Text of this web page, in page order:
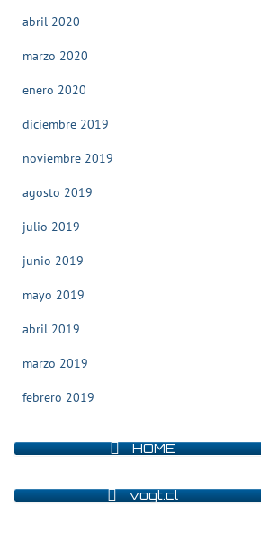
abril 2020
marzo 2020
enero 2020
diciembre 2019
noviembre 2019
agosto 2019
julio 2019
junio 2019
mayo 2019
abril 2019
marzo 2019
febrero 2019
HOME
vogt.cl